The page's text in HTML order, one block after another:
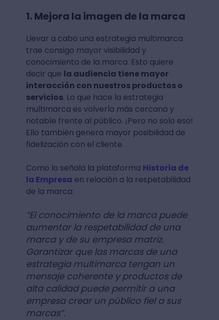
1. Mejora la imagen de la marca
Llevar a cabo una estrategia multimarca
trae consigo mayor visibilidad y
conocimiento de la marca. Esto quiere
decir que la audiencia tiene mayor
interacción con nuestros productos o
servicios. Lo que hace la estrategia
multimarca es volverla más cercana y
notable frente al público. ¡Pero no solo eso!
Ello también genera mayor posibilidad de
fidelización con el cliente.
Como lo señala la plataforma Historia de
la Empresa en relación a la respetabilidad
de la marca:
“El conocimiento de la marca puede
aumentar la respetabilidad de una
marca y de su empresa matriz.
Garantizar que las marcas de una
estrategia multimarca tengan un
mensaje coherente y productos de
alta calidad puede permitir a una
empresa crear un público fiel a sus
marcas”.